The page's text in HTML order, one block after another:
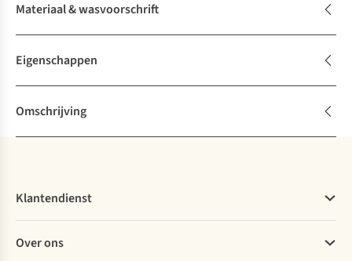
Materiaal & wasvoorschrift
Eigenschappen
Omschrijving
Klantendienst
Bestellen
Over ons